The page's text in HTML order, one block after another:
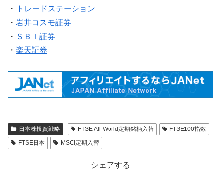
・
トレードステーション
・ 岩井コスモ証券
・ ＳＢＩ証券
・ 楽天証券
日本株投資戦略 FTSE All-World定期銘柄入替
FTSE100指数
FTSE日本
MSCI定期入替
シェアする